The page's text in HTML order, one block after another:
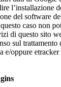
l’installazione
del software
caso non
di questo sito
sul
e/oppure